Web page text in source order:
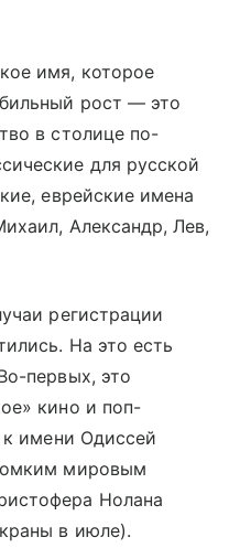
имя, которое
рост — это
в столице по-
для русской
еврейские имена
Александр, Лев,
регистрации
На это есть
первых, это
кино и поп-
к имени Одиссей
мировым
Нолана
в июле).